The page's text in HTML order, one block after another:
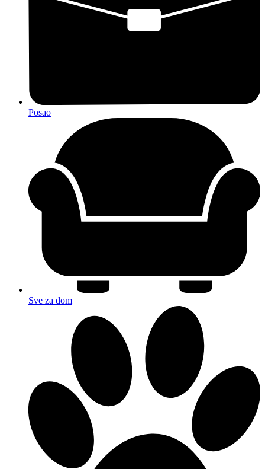
Posao
Sve za dom